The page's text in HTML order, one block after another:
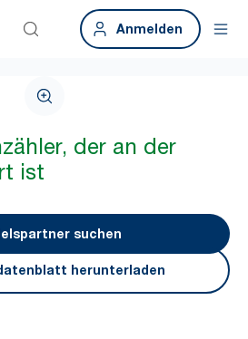
Anmelden
der an der
ist
suchen
herunterladen